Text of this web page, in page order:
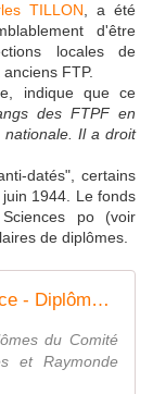
TILLON , a été
d'être
locales de
FTP.
indique que ce
des FTPF en
Il a droit
datés", certains
1944. Le fonds
po (voir
de diplômes.
Diplôme - Certificat de reconnaissance - Diplômes du Comité Militaire National des FTPF de Charles et Raymonde Vautrin - 2009.68.1
du Comité
et Raymonde